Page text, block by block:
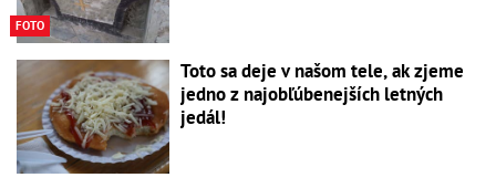
FOTO
Toto sa deje v našom tele, ak zjeme
jedno z najobľúbenejších letných
jedál!